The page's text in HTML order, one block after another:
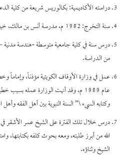
دراسته الأكاديمية: بكالوريس شريعة من كلية
سنة التخرج: 1982 م، مدرسة أنس بن مالك، خيطان.
درس سنة في كلية جامعية متوسطة -هندسة مدنية
من الدراسة.
عام 1989 م، وقد أنهت الوزارة عمله
وكتابه السيء \” السنة النبوية بين أهل الفقه
درس خلال تلك الفترة على الشيخ عمر الأشقر
الله من أبرز طلبته، ومعه بحوث كلفه بكتابتها،
الشيخ وثناؤه.